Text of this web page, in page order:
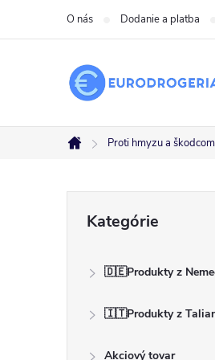
O nás Dodanie a platba
Domov
Proti hmyzu a škodcom
kategórie
Kategórie
🇩🇪Produkty z
🇮🇹Produkty z
Akciový tovar